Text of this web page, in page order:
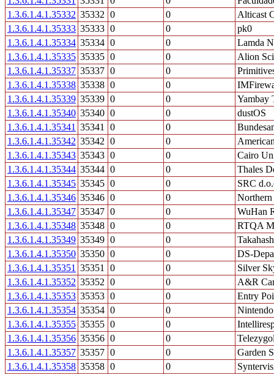
1.3.6.1.4.1.35332 35332 0 0
Alticast
1.3.6.1.4.1.35333 35333 0 0
pk0
1.3.6.1.4.1.35334 35334 0 0
Lamda
1.3.6.1.4.1.35335 35335 0 0
Alion
1.3.6.1.4.1.35337 35337 0 0
1.3.6.1.4.1.35338 35338 0 0
1.3.6.1.4.1.35339 35339 0 0
Yambay
1.3.6.1.4.1.35340 35340 0 0
dustOS
1.3.6.1.4.1.35341 35341 0 0
1.3.6.1.4.1.35342 35342 0 0
1.3.6.1.4.1.35343 35343 0 0
Cairo
1.3.6.1.4.1.35344 35344 0 0
Thales
1.3.6.1.4.1.35345 35345 0 0
SRC
1.3.6.1.4.1.35346 35346 0 0
1.3.6.1.4.1.35347 35347 0 0
WuHan
1.3.6.1.4.1.35348 35348 0 0
RTQA
1.3.6.1.4.1.35349 35349 0 0
1.3.6.1.4.1.35350 35350 0 0
DS-
1.3.6.1.4.1.35351 35351 0 0
Silver
1.3.6.1.4.1.35352 35352 0 0
A&R
1.3.6.1.4.1.35353 35353 0 0
Entry
1.3.6.1.4.1.35354 35354 0 0
1.3.6.1.4.1.35355 35355 0 0
1.3.6.1.4.1.35356 35356 0 0
1.3.6.1.4.1.35357 35357 0 0
Garden
1.3.6.1.4.1.35358 35358 0 0